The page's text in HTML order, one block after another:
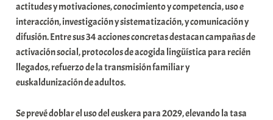
actitudes y motivaciones, conocimiento y competencia, uso e
interacción, investigación y sistematización, y comunicación y
difusión. Entre sus 34 acciones concretas destacan campañas de
activación social, protocolos de acogida lingüística para recién
llegados, refuerzo de la transmisión familiar y
euskaldunización de adultos.
Se prevé doblar el uso del euskera para 2029, elevando la tasa